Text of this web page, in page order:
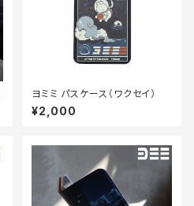
ヨミミ パスケース（ワクセイ）
¥2,000